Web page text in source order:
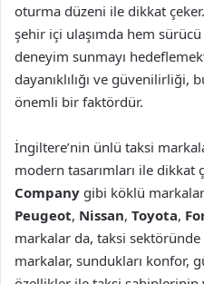
oturma düzeni ile dikkat
şehir içi ulaşımda hem
deneyim sunmayı
dayanıklılığı ve güvenilirliği,
önemli bir faktördür.
İngiltere’nin ünlü taksi
modern tasarımları ile dikkat
Company gibi köklü
Peugeot, Nissan, Toyota,
markalar da, taksi
markalar, sundukları konfor,